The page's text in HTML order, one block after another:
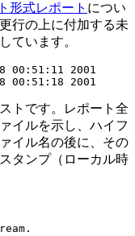
形式レポート につい
行の上に付加する未
ています。
00:51:11 2001
トです。レポート全
イルを示し、ハイフ
イル名の後に、その
タンプ（ローカル時